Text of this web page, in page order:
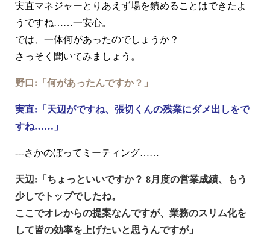
実直マネジャーとりあえず場を鎮めることはできたよ
うですね……一安心。
では、一体何があったのでしょうか？
さっそく聞いてみましょう。
野口:「何があったんですか？」
実直:「天辺がですね、張切くんの残業にダメ出しをで
すね……」
---さかのぼってミーティング……
天辺:「ちょっといいですか？ 8月度の営業成績、もう
少しでトップでしたね。
ここでオレからの提案なんですが、業務のスリム化を
して皆の効率を上げたいと思うんですが」